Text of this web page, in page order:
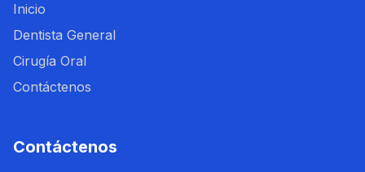
Inicio
Dentista General
Cirugía Oral
Contáctenos
Contáctenos